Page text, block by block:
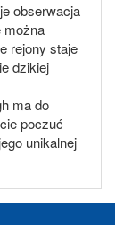
obserwacja
można
rejony staje
dzikiej
ma do
poczuć
unikalnej